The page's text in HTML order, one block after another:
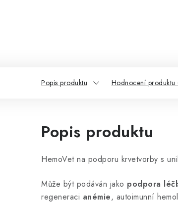
Popis produktu Hodnocení produktu
Popis produktu
HemoVet na podporu krvetvorby s
Může být podáván jako podpora
regeneraci anémie, autoimunní